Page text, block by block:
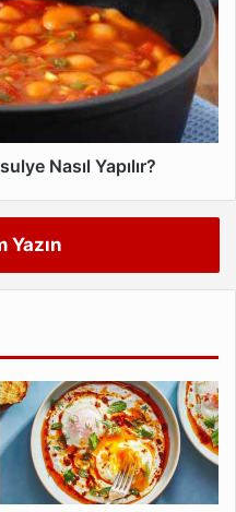
Nasıl Yapılır?
Yazın